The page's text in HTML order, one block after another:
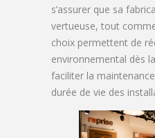
s’assurer que sa
vertueuse, tout
choix permettent de
environnemental dès
faciliter la
durée de vie des